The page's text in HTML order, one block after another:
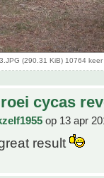
(290.31 KiB) 10764
cycas
op 13 apr
result